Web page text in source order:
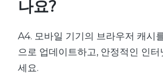
나요?
A4. 모바일 기기의 브라우저 캐시
으로 업데이트하고, 안정적인 인
세요.